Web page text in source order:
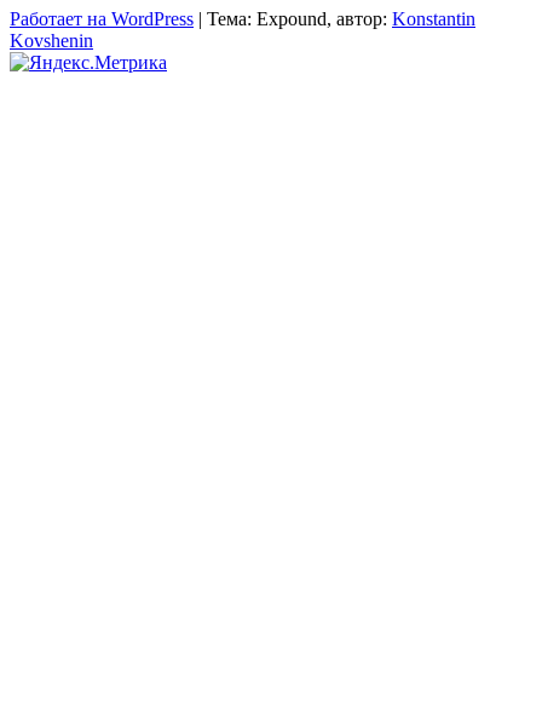
Работает на WordPress | Тема: Expound, автор: Konstantin
Kovshenin